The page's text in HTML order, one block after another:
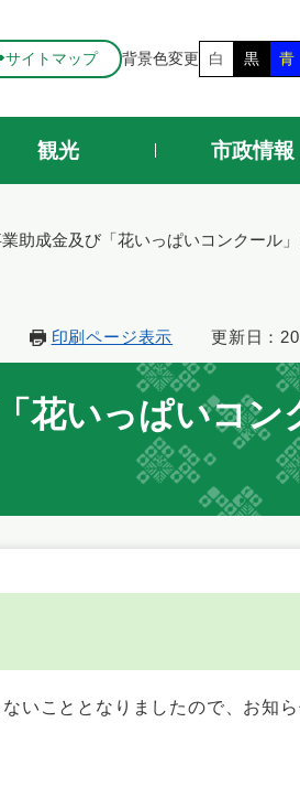
サイトマップ 背景色変更 白 黒 青
観光 市政情報
助成金及び「花いっぱいコンクール
印刷ページ表示 更新日：
花いっぱいコン
いこととなりましたので、お知ら